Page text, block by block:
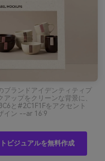
ブランドアイデンティティプ
ップをクリーンな背景に、
と#2C1F1Fをアクセント
イン --ar 16:9
ビジュアルを無料作成